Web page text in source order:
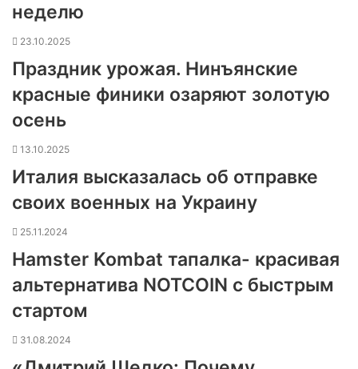
неделю
23.10.2025
Праздник урожая. Нинъянские
красные финики озаряют золотую
осень
13.10.2025
Италия высказалась об отправке
своих военных на Украину
25.11.2024
Hamster Kombat тапалка- красивая
альтернатива NOTCOIN с быстрым
стартом
31.08.2024